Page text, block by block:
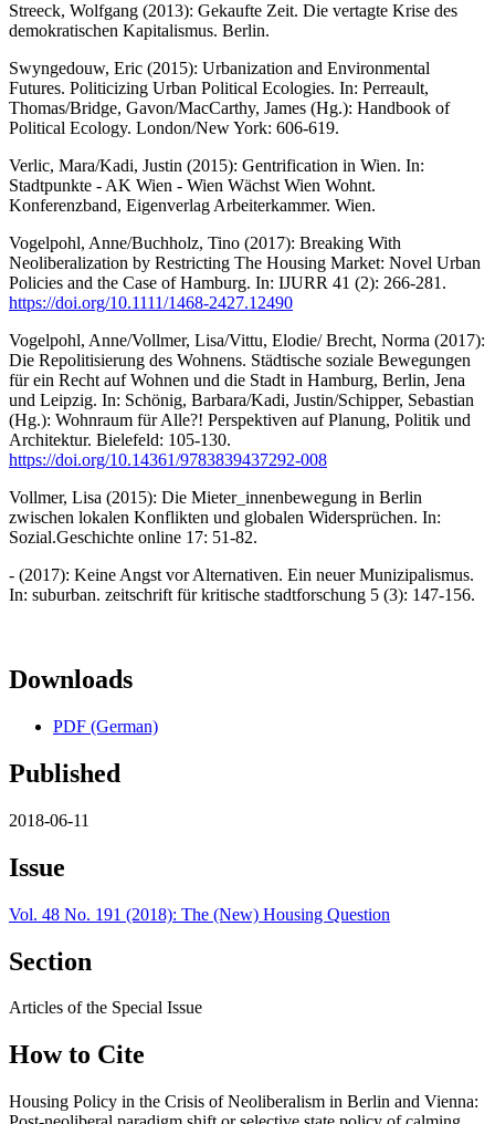
Streeck, Wolfgang (2013): Gekaufte Zeit. Die vertagte Krise des
demokratischen Kapitalismus. Berlin.
Swyngedouw, Eric (2015): Urbanization and Environmental
Futures. Politicizing Urban Political Ecologies. In: Perreault,
Thomas/Bridge, Gavon/MacCarthy, James (Hg.): Handbook of
Political Ecology. London/New York: 606-619.
Verlic, Mara/Kadi, Justin (2015): Gentrification in Wien. In:
Stadtpunkte - AK Wien - Wien Wächst Wien Wohnt.
Konferenzband, Eigenverlag Arbeiterkammer. Wien.
Vogelpohl, Anne/Buchholz, Tino (2017): Breaking With
Neoliberalization by Restricting The Housing Market: Novel Urban
Policies and the Case of Hamburg. In: IJURR 41 (2): 266-281.
https://doi.org/10.1111/1468-2427.12490
Vogelpohl, Anne/Vollmer, Lisa/Vittu, Elodie/ Brecht, Norma (2017):
Die Repolitisierung des Wohnens. Städtische soziale Bewegungen
für ein Recht auf Wohnen und die Stadt in Hamburg, Berlin, Jena
und Leipzig. In: Schönig, Barbara/Kadi, Justin/Schipper, Sebastian
(Hg.): Wohnraum für Alle?! Perspektiven auf Planung, Politik und
Architektur. Bielefeld: 105-130.
https://doi.org/10.14361/9783839437292-008
Vollmer, Lisa (2015): Die Mieter_innenbewegung in Berlin
zwischen lokalen Konflikten und globalen Widersprüchen. In:
Sozial.Geschichte online 17: 51-82.
- (2017): Keine Angst vor Alternativen. Ein neuer Munizipalismus.
In: suburban. zeitschrift für kritische stadtforschung 5 (3): 147-156.
Downloads
PDF (German)
Published
2018-06-11
Issue
Vol. 48 No. 191 (2018): The (New) Housing Question
Section
Articles of the Special Issue
How to Cite
Housing Policy in the Crisis of Neoliberalism in Berlin and Vienna: